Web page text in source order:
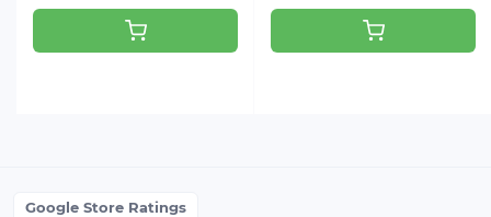
Google Store Ratings